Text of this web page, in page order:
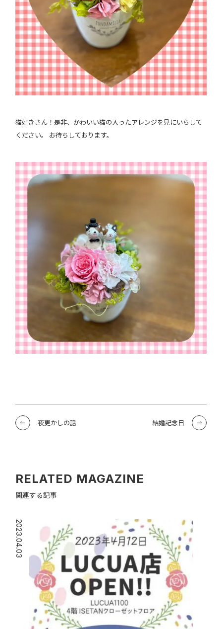
猫好きさん！是非、かわいい猫の入ったアレンジを見にいらして
ください。 お待ちしております。
夜更かしの話 結婚記念日
RELATED MAGAZINE
関連する記事
2023.04.03